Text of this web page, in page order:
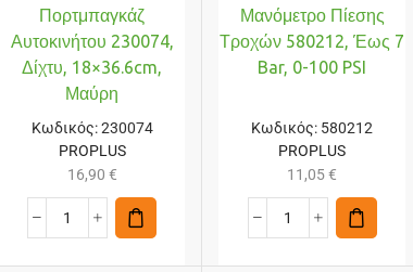
Πορτμπαγκάζ
Αυτοκινήτου 230074,
Δίχτυ, 18×36.6cm,
Μαύρη
Κωδικός:230074
PROPLUS
16,90 €
Μανόμετρο Πίεσης
Τροχών 580212, Έως 7
Bar, 0-100 PSI
Κωδικός: 580212
PROPLUS
11,05€